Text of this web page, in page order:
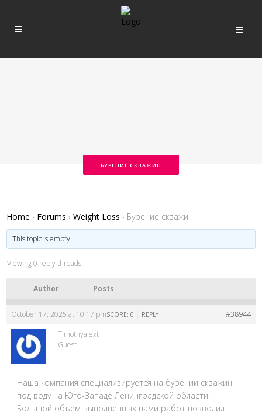
БУРЕНИЕ СКВАЖИН
Home › Forums › Weight Loss › Бурение скважин
This topic is empty.
Viewing 0 reply threads
Author Posts
October 17, 2025 at 10:17 pm #38944
SCORE: 0 REPLY
Timothyalext
Guest
Наша компания специализируется на бурении скважин
под воду на Юго-Западе Ленинградской области.
Большой объем выполненных нами работ позволил